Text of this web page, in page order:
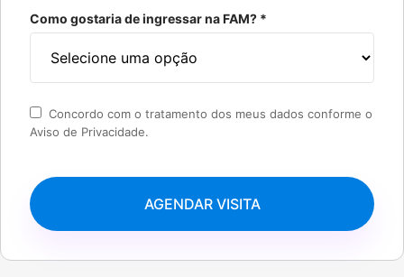
Como gostaria de ingressar na FAM? *
Concordo com o tratamento dos meus dados conforme o
Aviso de Privacidade.
AGENDAR VISITA